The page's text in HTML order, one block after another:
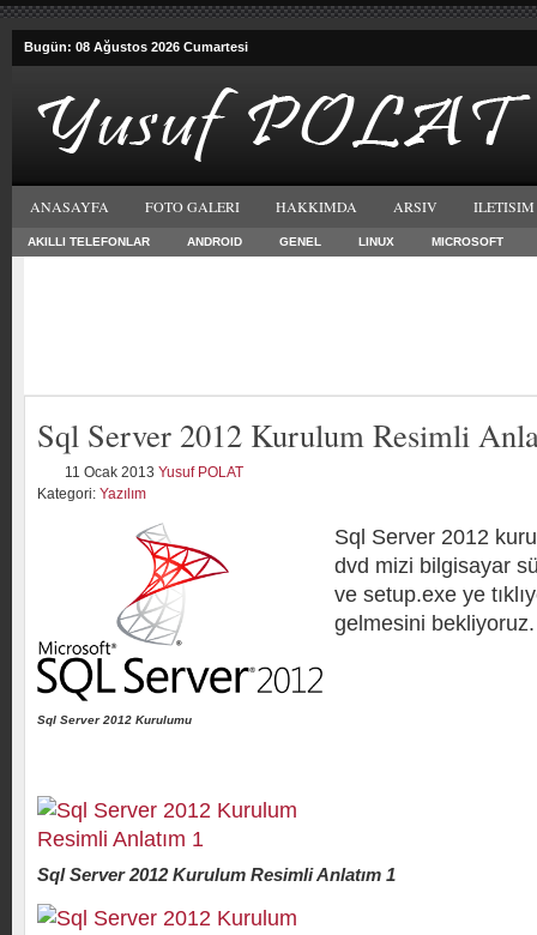
Bugün: 08 Ağustos 2026 Cumartesi
ANASAYFA FOTO GALERI HAKKIMDA ARSIV ILETISIM
AKILLI TELEFONLAR ANDROID GENEL LINUX MICROSOFT
Sql Server 2012 Kurulum Resimli
11 Ocak 2013 Yusuf POLAT
Kategori: Yazılım
Sql Server 2012 Kurulumu
Sql Server 2012
dvd mizi bilgisayar
ve setup.exe ye
gelmesini bekliyoruz.
Sql Server 2012 Kurulum Resimli Anlatım 1